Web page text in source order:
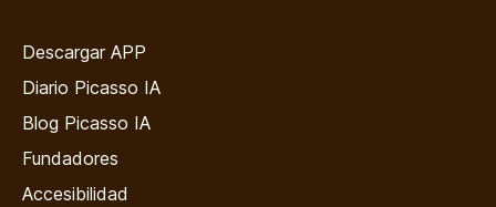
Descargar APP
Diario Picasso IA
Blog Picasso IA
Fundadores
Accesibilidad